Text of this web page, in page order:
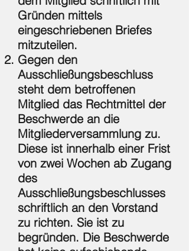
Gründen mittels
eingeschriebenen Briefes
mitzuteilen.
Gegen den
Ausschließungsbeschluss
steht dem betroffenen
Mitglied das Rechtmittel der
Beschwerde an die
Mitgliederversammlung zu.
Diese ist innerhalb einer Frist
von zwei Wochen ab Zugang
des
Ausschließungsbeschlusses
schriftlich an den Vorstand
zu richten. Sie ist zu
begründen. Die Beschwerde